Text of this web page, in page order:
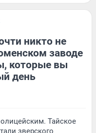
никто не
заводе
которые вы
день
Тайское
зверского